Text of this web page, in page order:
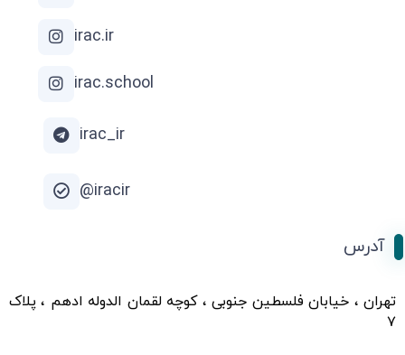
irac.ir
irac.school
irac_ir
iracir@
آدرس
تهران ، خیابان فلسطین جنوبی ، کوچه لقمان الدوله ادهم ، پلاک
۷